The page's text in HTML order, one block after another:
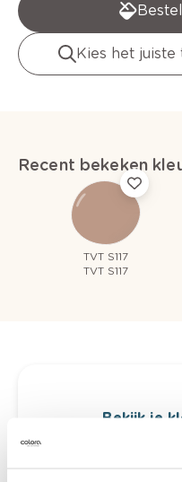
Kies het
Recent bekeken
TVT S117
TVT S117
Bekijk je
Ontdek er